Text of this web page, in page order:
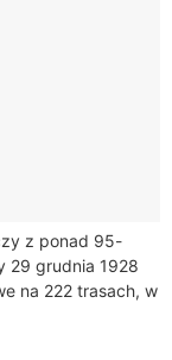
z ponad 95-
29 grudnia 1928
na 222 trasach, w